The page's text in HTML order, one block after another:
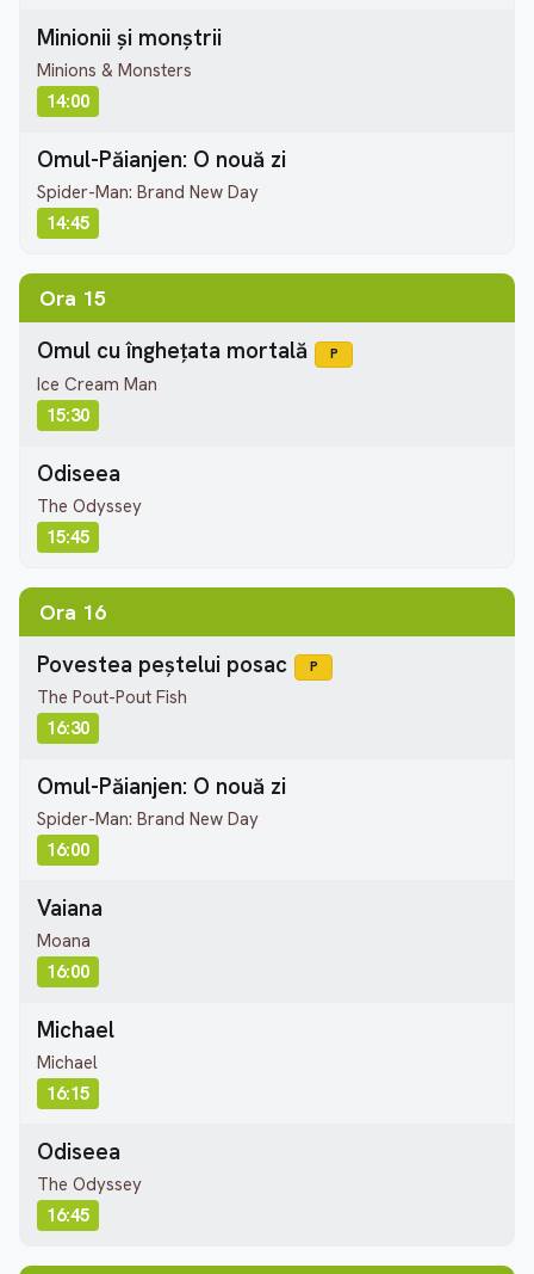
Minionii și monștrii
Minions & Monsters
14:00
Omul-Păianjen: O nouă zi
Spider-Man: Brand New Day
14:45
Ora 15
Omul cu înghețata mortală P
Ice Cream Man
15:30
Odiseea
The Odyssey
15:45
Ora 16
Povestea peștelui posac P
The Pout-Pout Fish
16:30
Omul-Păianjen: O nouă zi
Spider-Man: Brand New Day
16:00
Vaiana
Moana
16:00
Michael
Michael
16:15
Odiseea
The Odyssey
16:45